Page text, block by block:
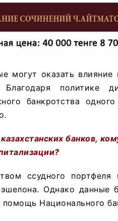
могут оказать влияние
политике
банкротства
банков,
ссудного портфеля
Однако данные
Национального